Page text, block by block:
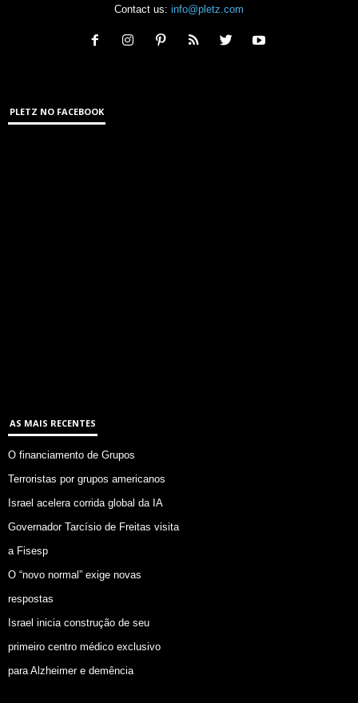
Contact us: info@pletz.com
PLETZ NO FACEBOOK
AS MAIS RECENTES
O financiamento de Grupos
Terroristas por grupos americanos
Israel acelera corrida global da IA
Governador Tarcísio de Freitas visita
a Fisesp
O “novo normal” exige novas
respostas
Israel inicia construção de seu
primeiro centro médico exclusivo
para Alzheimer e demência